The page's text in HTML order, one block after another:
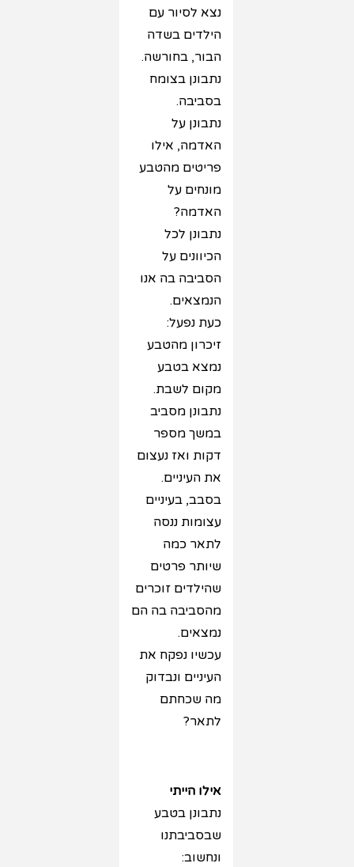
נצא לסיור עם
הילדים בשדה
הבור, בחורשה.
נתבונן בצומח
בסביבה.
נתבונן על
האדמה, אילו
פריטים מהטבע
מונחים על
האדמה?
נתבונן לכל
הכיוונים על
הסביבה בה אנו
הנמצאים.
כעת נפעל:
זיכרון מהטבע
נמצא בטבע
מקום לשבת.
נתבונן מסביב
במשך מספר
דקות ואז נעצום
את העיניים.
בסבב, בעיניים
עצומות ננסה
לתאר כמה
שיותר פרטים
שהילדים זוכרים
מהסביבה בה הם
נמצאים.
עכשיו נפקח את
העיניים ונבדוק
מה שכחתם
לתאר?
אילו הייתי
נתבונן בטבע
שבסביבתנו
ונחשוב: